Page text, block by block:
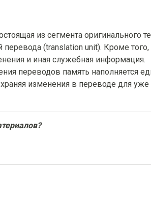
из сегмента оригинального
(translation unit). Кроме того,
и иная служебная информация.
переводов память наполняется
изменения в переводе для